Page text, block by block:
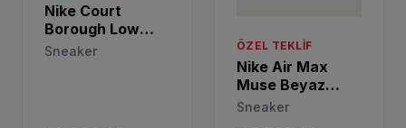
Nike Court
Borough Low
Recraft Siyah
Sneaker ÖZEL TEKLIF
Nike Air Max
Muse Beyaz
Sneaker IB2221-
Sneaker